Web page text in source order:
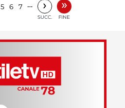
5 6 7 … ›
SUCC.
»
FINE